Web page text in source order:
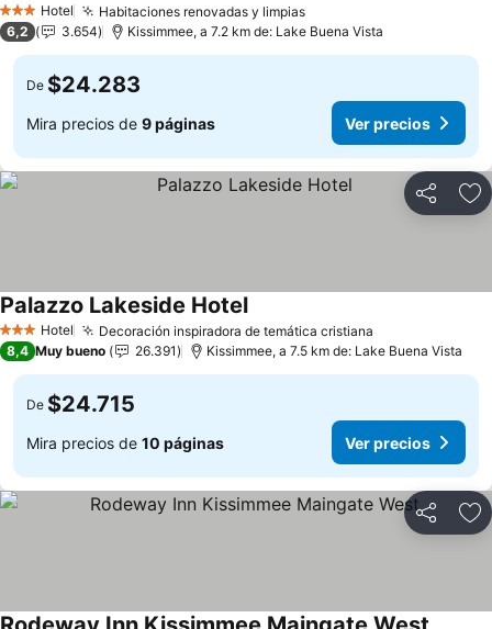
3 Estrellas
Hotel Habitaciones renovadas y limpias
6,2 3.654 Kissimmee, a 7.2 km de: Lake Buena Vista
De $24.283
Mira precios de 9 páginas Ver precios
Compartir
3 Estrellas
Hotel Decoración inspiradora de temática cristiana
Palazzo Lakeside Hotel
8,4 Muy bueno 26.391 Kissimmee, a 7.5 km de: Lake Buena Vista
De $24.715
Mira precios de 10 páginas Ver precios
Compartir